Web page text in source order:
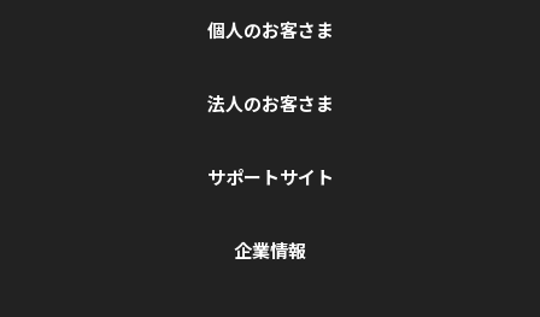
個人のお客さま
法人のお客さま
サポートサイト
企業情報